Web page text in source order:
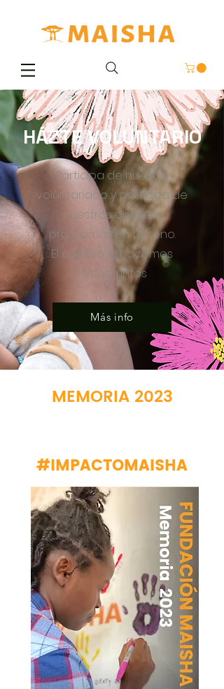
HÁZTE VOLUNTARIO
Participa de nuestro
voluntariado y participa de
nuestros distintos
programas en terreno.
El cambio lo hacemos
todos juntos
Más info
MEMORIA 2023
#IMPACTOMAISHA